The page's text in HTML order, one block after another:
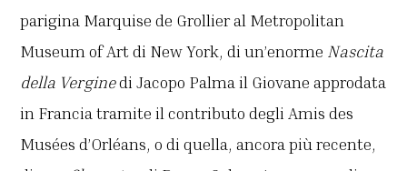
parigina Marquise de Grollieral Metropolitan
Museum of Art di New York, di un’enorme Nascita
della Verginedi Jacopo Palma il Giovane approdata
in Francia tramite il contributo degli Amis des
Musées d’Orléans, o di quella, ancora più recente,